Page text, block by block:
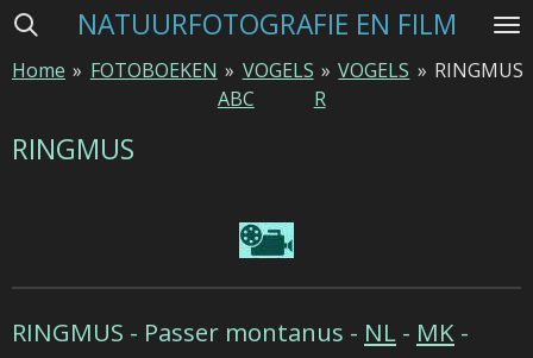
Ga
naar
hoofdinhoud
NATUURFOTOGRAFIE EN FILM
Home » FOTOBOEKEN » VOGELS
ABC
» VOGELS
R
» RINGMUS
RINGMUS
RINGMUS - Passer montanus - NL - MK -